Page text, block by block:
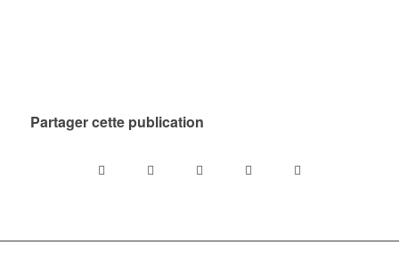
Partager cette publication